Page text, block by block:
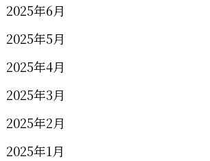
2025年6月
2025年5月
2025年4月
2025年3月
2025年2月
2025年1月